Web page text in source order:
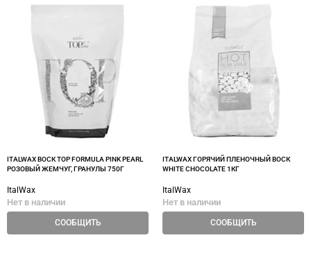
ITALWAX ВОСК TOP FORMULA PINK PEARL
РОЗОВЫЙ ЖЕМЧУГ, ГРАНУЛЫ 750Г
ItalWax
Нет в наличии
СООБЩИТЬ
ITALWAX ГОРЯЧИЙ ПЛЕНОЧНЫЙ ВОСК
WHITE CHOCOLATE 1КГ
ItalWax
Нет в наличии
СООБЩИТЬ